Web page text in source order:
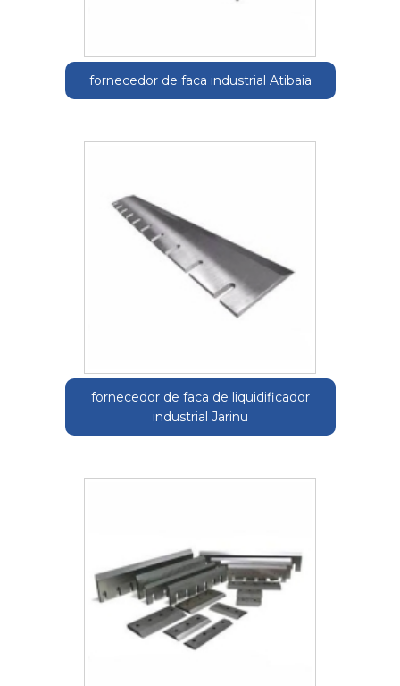
fornecedor de faca industrial Atibaia
fornecedor de faca de liquidificador
industrial Jarinu